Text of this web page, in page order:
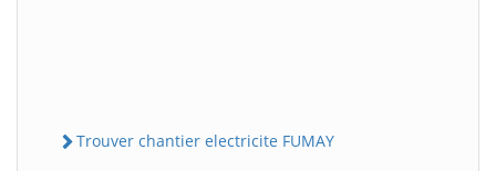
Trouver chantier electricite FUMAY